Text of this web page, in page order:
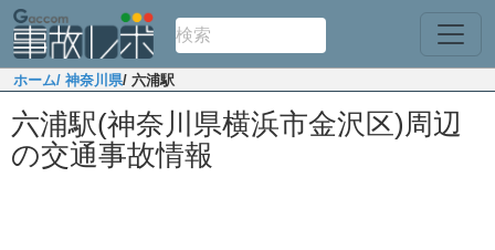
ホーム/ 神奈川県/ 六浦駅
六浦駅(神奈川県横浜市金沢区)周辺
の交通事故情報